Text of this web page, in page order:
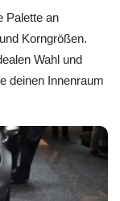
Palette an
Korngrößen.
Wahl und
deinen Innenraum